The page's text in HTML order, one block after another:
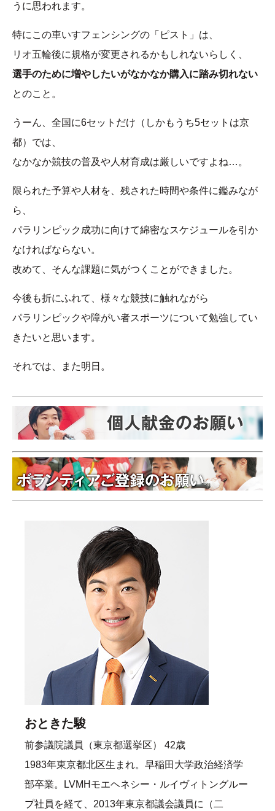
うに思われます。
特にこの車いすフェンシングの「ピスト」は、
リオ五輪後に規格が変更されるかもしれないらしく、
選手のために増やしたいがなかなか購入に踏み切れない
とのこと。
うーん、全国に6セットだけ（しかもうち5セットは京
都）では、
なかなか競技の普及や人材育成は厳しいですよね…。
限られた予算や人材を、残された時間や条件に鑑みなが
ら、
パラリンピック成功に向けて綿密なスケジュールを引か
なければならない。
改めて、そんな課題に気がつくことができました。
今後も折にふれて、様々な競技に触れながら
パラリンピックや障がい者スポーツについて勉強してい
きたいと思います。
それでは、また明日。
おときた駿
前参議院議員（東京都選挙区） 42歳
1983年東京都北区生まれ。早稲田大学政治経済学
部卒業。LVMHモエヘネシー・ルイヴィトングルー
プ社員を経て、2013年東京都議会議員に（二